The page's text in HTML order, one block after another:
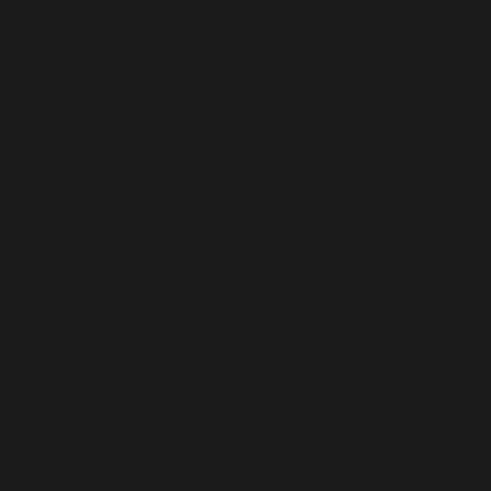
تحدث بين الأفراد و التجار بسبب أعمالهم، والدعاوى
التي تقع بين الأفراد والشركات والتجار.
النزاعات والخلافات إعادة الحقوق لأصحابها، رفع
الشركات في أعمالهم ونشاطاتهم وتنظيمها، والترافع